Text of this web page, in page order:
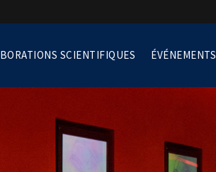
SCIENTIFIQUES ÉVÉNEMENTS